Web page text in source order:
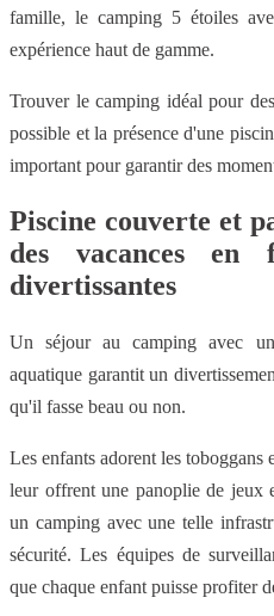
famille, le camping 5 étoiles
expérience haut de gamme.
Trouver le camping idéal pour
possible et la présence d'une
important pour garantir des
Piscine couverte et
des vacances en
divertissantes
Un séjour au camping avec
aquatique garantit un
qu'il fasse beau ou non.
Les enfants adorent les toboggans
leur offrent une panoplie de jeux
un camping avec une telle
sécurité. Les équipes de
que chaque enfant puisse profiter